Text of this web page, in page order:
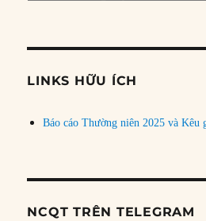
đề
LINKS HỮU ÍCH
Báo cáo Thường niên 2025 và Kêu
NCQT TRÊN TELEGRAM